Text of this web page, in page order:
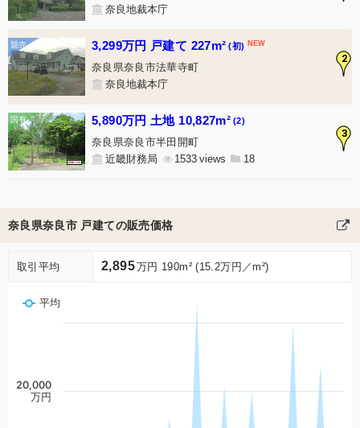
奈良地裁本庁
2
3,299万円 戸建て 227m² (初)
奈良県奈良市法華寺町
奈良地裁本庁
3
5,890万円 土地 10,827m² (2)
奈良県奈良市半田開町
近畿財務局
1533 18
奈良県奈良市 戸建ての販売価格
取引平均 2,895万円 190m² (15.2万円／m²)
平均
20,000
万円